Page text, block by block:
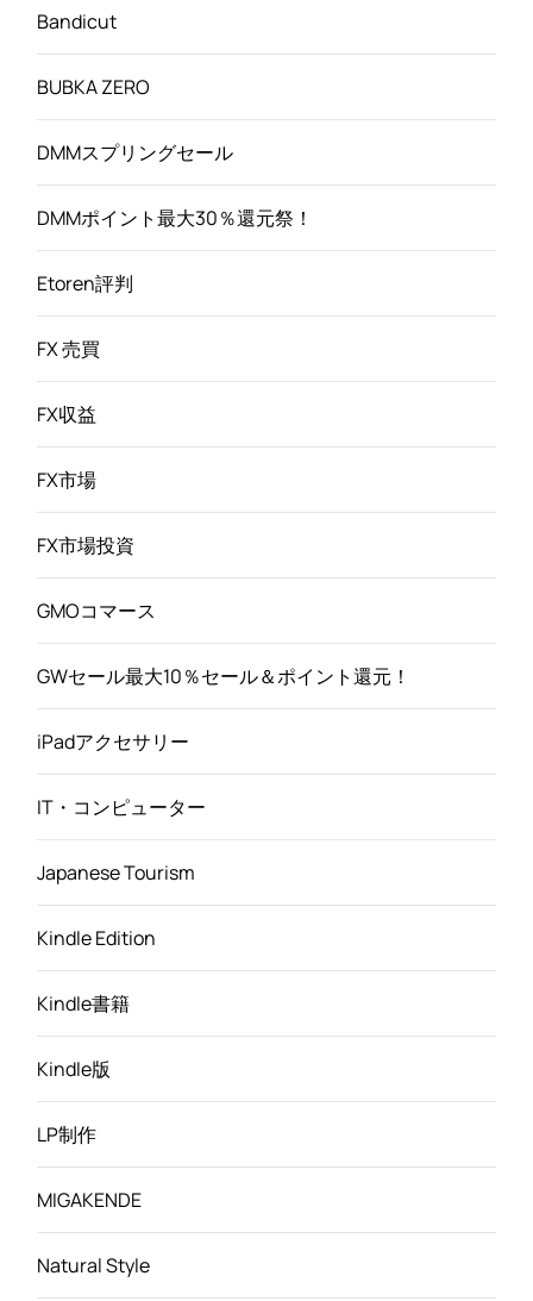
Bandicut
BUBKA ZERO
DMMスプリングセール
DMMポイント最大30％還元祭！
Etoren評判
FX 売買
FX収益
FX市場
FX市場投資
GMOコマース
GWセール最大10％セール＆ポイント還元！
iPadアクセサリー
IT・コンピューター
Japanese Tourism
Kindle Edition
Kindle書籍
Kindle版
LP制作
MIGAKENDE
Natural Style